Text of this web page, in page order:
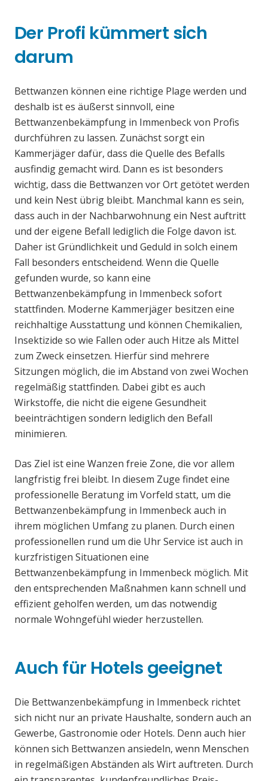
Der Profi kümmert sich
darum
Bettwanzen können eine richtige Plage werden und
deshalb ist es äußerst sinnvoll, eine
Bettwanzenbekämpfung in Immenbeck von Profis
durchführen zu lassen. Zunächst sorgt ein
Kammerjäger dafür, dass die Quelle des Befalls
ausfindig gemacht wird. Dann es ist besonders
wichtig, dass die Bettwanzen vor Ort getötet werden
und kein Nest übrig bleibt. Manchmal kann es sein,
dass auch in der Nachbarwohnung ein Nest auftritt
und der eigene Befall lediglich die Folge davon ist.
Daher ist Gründlichkeit und Geduld in solch einem
Fall besonders entscheidend. Wenn die Quelle
gefunden wurde, so kann eine
Bettwanzenbekämpfung in Immenbeck sofort
stattfinden. Moderne Kammerjäger besitzen eine
reichhaltige Ausstattung und können Chemikalien,
Insektizide so wie Fallen oder auch Hitze als Mittel
zum Zweck einsetzen. Hierfür sind mehrere
Sitzungen möglich, die im Abstand von zwei Wochen
regelmäßig stattfinden. Dabei gibt es auch
Wirkstoffe, die nicht die eigene Gesundheit
beeinträchtigen sondern lediglich den Befall
minimieren.
Das Ziel ist eine Wanzen freie Zone, die vor allem
langfristig frei bleibt. In diesem Zuge findet eine
professionelle Beratung im Vorfeld statt, um die
Bettwanzenbekämpfung in Immenbeck auch in
ihrem möglichen Umfang zu planen. Durch einen
professionellen rund um die Uhr Service ist auch in
kurzfristigen Situationen eine
Bettwanzenbekämpfung in Immenbeck möglich. Mit
den entsprechenden Maßnahmen kann schnell und
effizient geholfen werden, um das notwendig
normale Wohngefühl wieder herzustellen.
Auch für Hotels geeignet
Die Bettwanzenbekämpfung in Immenbeck richtet
sich nicht nur an private Haushalte, sondern auch an
Gewerbe, Gastronomie oder Hotels. Denn auch hier
können sich Bettwanzen ansiedeln, wenn Menschen
in regelmäßigen Abständen als Wirt auftreten. Durch